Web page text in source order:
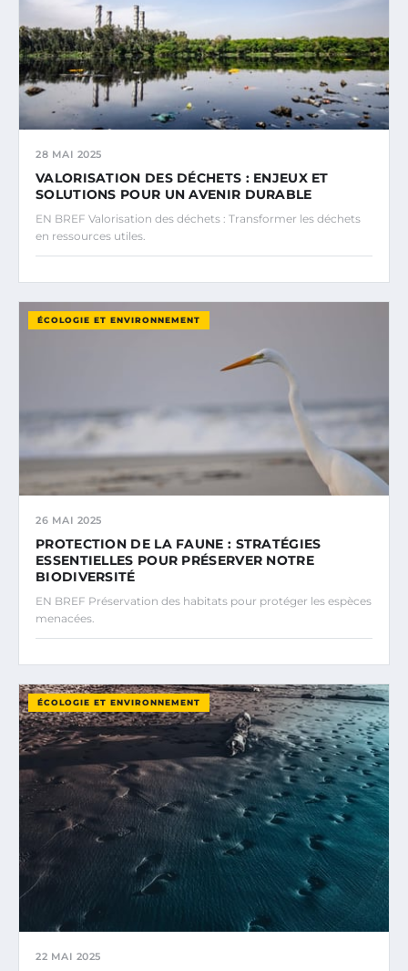
28 MAI 2025
VALORISATION DES DÉCHETS : ENJEUX ET
SOLUTIONS POUR UN AVENIR DURABLE
EN BREF Valorisation des déchets : Transformer les déchets
en ressources utiles.
ÉCOLOGIE ET ENVIRONNEMENT
26 MAI 2025
PROTECTION DE LA FAUNE : STRATÉGIES
ESSENTIELLES POUR PRÉSERVER NOTRE
BIODIVERSITÉ
EN BREF Préservation des habitats pour protéger les espèces
menacées.
ÉCOLOGIE ET ENVIRONNEMENT
22 MAI 2025